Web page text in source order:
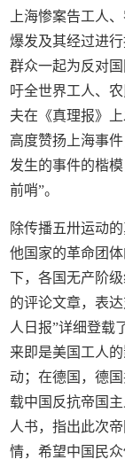
上海惨案告工人
爆发及其经过进
群众一起为反对
吁全世界工人、
夫在《真理报》
高度赞扬上海事
发生的事件的楷
前哨”。
除传播五卅运动
他国家的革命团
下，各国无产阶
的评论文章，表
人日报”详细登载
来即是美国工人
动；在德国，德
载中国反抗帝国
人书，指出此次
情，希望中国民